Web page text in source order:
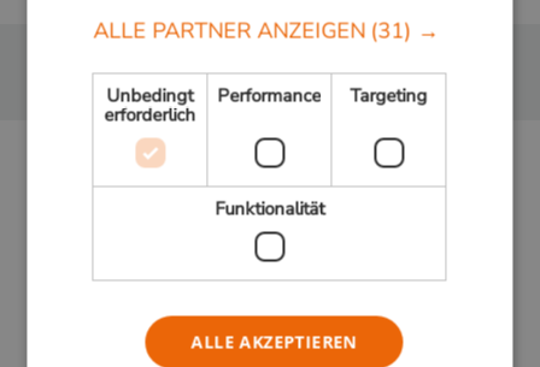
ALLE PARTNER ANZEIGEN (31) →
Unbedingt
erforderlich
Performance Targeting
Funktionalität
ALLE AKZEPTIEREN